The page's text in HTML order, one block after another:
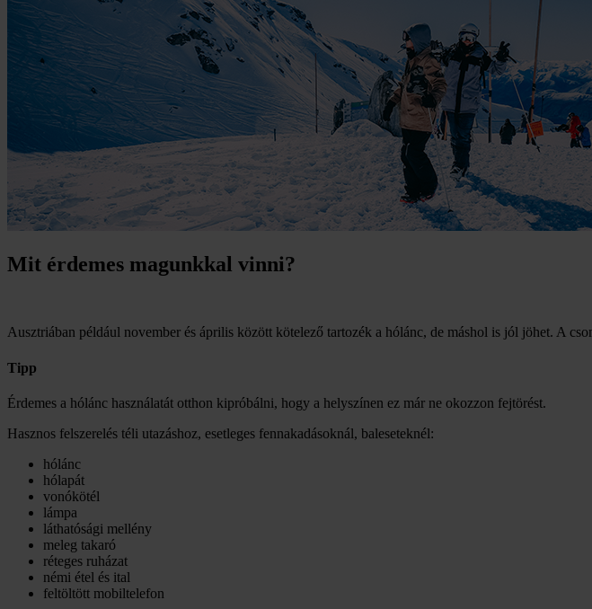
Mit érdemes magunkkal vinni?
Ausztriában például november és április között kötelező tartozék a hólánc, de máshol is jól jöhet. A
Tipp
Érdemes a hólánc használatát otthon kipróbálni, hogy a helyszínen ez már ne okozzon fejtörést.
Hasznos felszerelés téli utazáshoz, esetleges fennakadásoknál, baleseteknél:
hólánc
hólapát
vonókötél
lámpa
láthatósági mellény
meleg takaró
réteges ruházat
némi étel és ital
feltöltött mobiltelefon